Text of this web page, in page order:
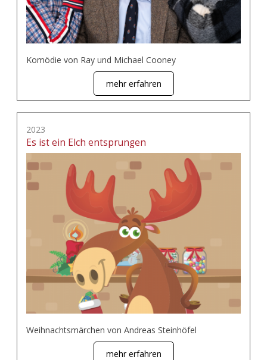
Komödie von Ray und Michael Cooney
mehr erfahren
2023
Es ist ein Elch entsprungen
Weihnachtsmärchen von Andreas Steinhöfel
mehr erfahren